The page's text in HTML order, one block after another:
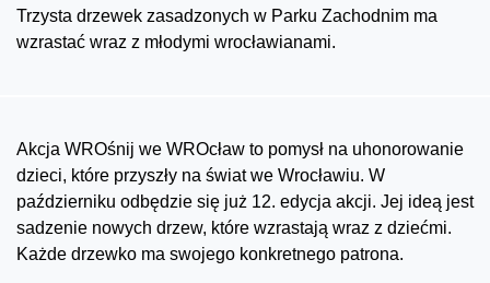
Trzysta drzewek zasadzonych w Parku Zachodnim ma
wzrastać wraz z młodymi wrocławianami.
Akcja WROśnij we WROcław to pomysł na uhonorowanie
dzieci, które przyszły na świat we Wrocławiu. W
październiku odbędzie się już 12. edycja akcji. Jej ideą jest
sadzenie nowych drzew, które wzrastają wraz z dziećmi.
Każde drzewko ma swojego konkretnego patrona.